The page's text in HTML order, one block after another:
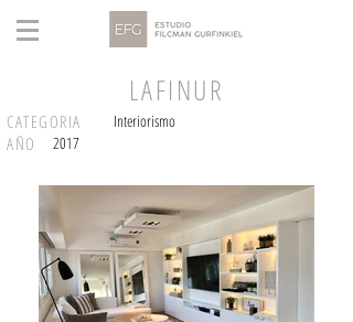
LAFINUR
2017
AÑO
CATEGORIA Interiorismo